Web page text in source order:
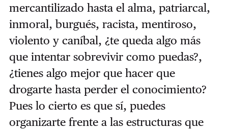
mercantilizado hasta el alma, patriarcal,
inmoral, burgués, racista, mentiroso,
violento y caníbal, ¿te queda algo más
que intentar sobrevivir como puedas?,
¿tienes algo mejor que hacer que
drogarte hasta perder el conocimiento?
Pues lo cierto es que sí, puedes
organizarte frente a las estructuras que